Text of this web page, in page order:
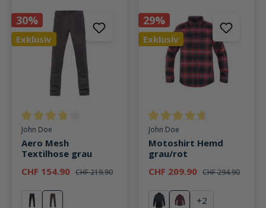
30%
Exklusiv
Durchschnittliche Bewertung von 4 von 5 Sternen
John Doe
Aero Mesh
Textilhose grau
CHF 154.90 CHF 219.90
29%
Exklusiv
Durchschnittliche Bewertung
John Doe
Motoshirt Hemd
grau/rot
CHF 209.90 CHF 294.90
+2